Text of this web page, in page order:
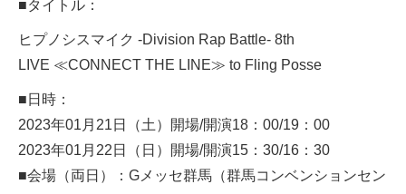
■タイトル：
ヒプノシスマイク -Division Rap Battle- 8th
LIVE ≪CONNECT THE LINE≫ to Fling Posse
■日時：
2023年01月21日（土）開場/開演18：00/19：00
2023年01月22日（日）開場/開演15：30/16：30
■会場（両日）：Gメッセ群馬（群馬コンベンションセン